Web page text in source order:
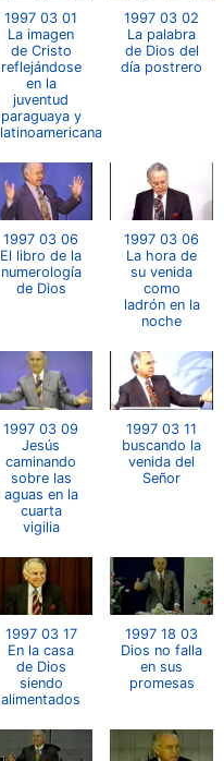
1997 03 01
La imagen
de Cristo
reflejándose
en la
juventud
paraguaya y
latinoamericana
1997 03 02
La palabra
de Dios del
día postrero
1997 03 06
El libro de la
numerología
de Dios
1997 03 06
La hora de
su venida
como
ladrón en la
noche
1997 03 09
Jesús
caminando
sobre las
aguas en la
cuarta
vigilia
1997 03 11
buscando la
venida del
Señor
1997 03 17
En la casa
de Dios
siendo
alimentados
1997 18 03
Dios no falla
en sus
promesas